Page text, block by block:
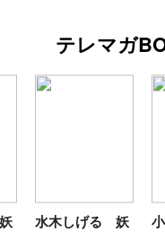
テレマガ
水木しげる 妖